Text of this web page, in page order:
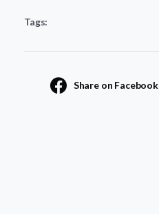
din
Armat
Tags:
Share on Facebook